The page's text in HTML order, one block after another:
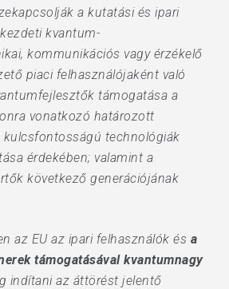
a kutatási és ipari
kvantum-
kommunikációs vagy érzékelő
piaci felhasználójaként való
támogatása a
vonatkozó határozott
kulcsfontosságú technológiák
érdekében; valamint a
következő generációjának
az EU az ipari felhasználók és a
támogatásával kvantumnagy
indítani az áttörést jelentő